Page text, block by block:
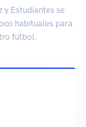
y Estudiantes se
habituales para
fútbol.